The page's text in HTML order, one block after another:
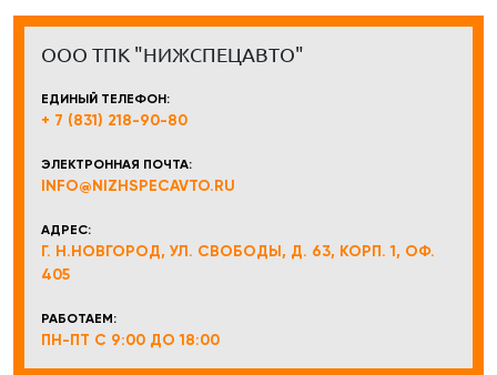
ООО ТПК "НИЖСПЕЦАВТО"
ЕДИНЫЙ ТЕЛЕФОН:
+ 7 (831) 218-90-80
ЭЛЕКТРОННАЯ ПОЧТА:
INFO@NIZHSPECAVTO.RU
АДРЕС:
Г. Н.НОВГОРОД, УЛ. СВОБОДЫ, Д. 63, КОРП. 1, ОФ.
405
РАБОТАЕМ:
ПН-ПТ С 9:00 ДО 18:00